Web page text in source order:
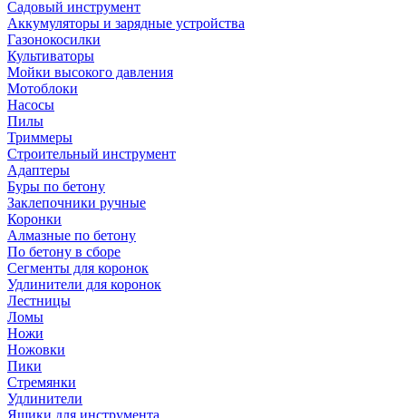
Садовый инструмент
Аккумуляторы и зарядные устройства
Газонокосилки
Культиваторы
Мойки высокого давления
Мотоблоки
Насосы
Пилы
Триммеры
Строительный инструмент
Адаптеры
Буры по бетону
Заклепочники ручные
Коронки
Алмазные по бетону
По бетону в сборе
Сегменты для коронок
Удлинители для коронок
Лестницы
Ломы
Ножи
Ножовки
Пики
Стремянки
Удлинители
Ящики для инструмента